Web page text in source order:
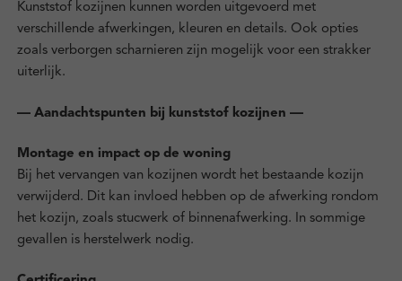
Kunststof kozijnen kunnen worden uitgevoerd met
verschillende afwerkingen, kleuren en details. Ook opties
zoals verborgen scharnieren zijn mogelijk voor een strakker
uiterlijk.
— Aandachtspunten bij kunststof kozijnen —
Montage en impact op de woning
Bij het vervangen van kozijnen wordt het bestaande kozijn
verwijderd. Dit kan invloed hebben op de afwerking rondom
het kozijn, zoals stucwerk of binnenafwerking. In sommige
gevallen is herstelwerk nodig.